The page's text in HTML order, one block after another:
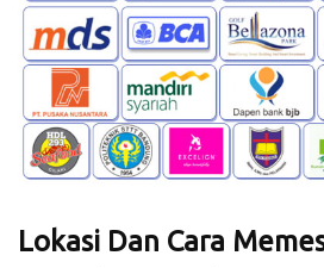
Lokasi Dan Cara